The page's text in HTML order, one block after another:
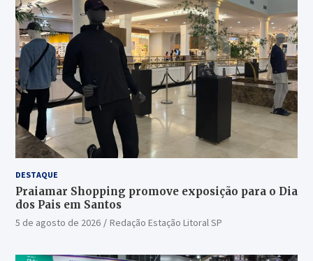
DESTAQUE
Praiamar Shopping promove exposição para o Dia
dos Pais em Santos
5 de agosto de 2026 Redação Estação Litoral SP